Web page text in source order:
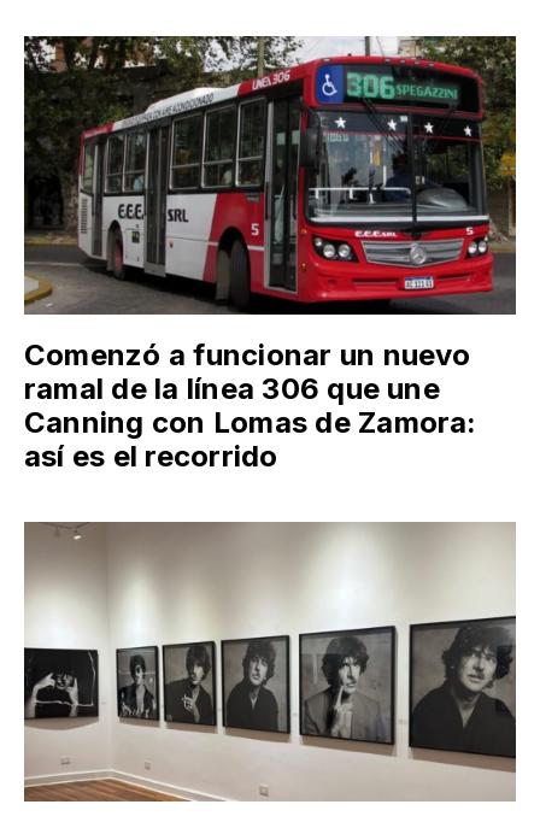
Comenzó a funcionar un nuevo
ramal de la línea 306 que une
Canning con Lomas de Zamora:
así es el recorrido